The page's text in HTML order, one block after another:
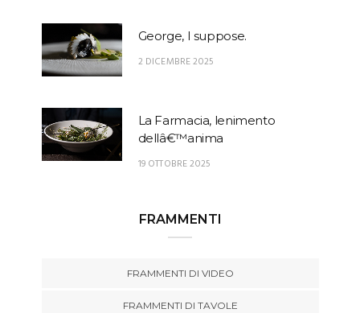
George, I suppose.
2 DICEMBRE 2025
La Farmacia, lenimento
dellâ€™anima
19 OTTOBRE 2025
FRAMMENTI
FRAMMENTI DI VIDEO
FRAMMENTI DI TAVOLE